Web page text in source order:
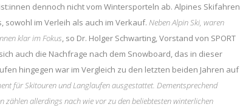
dennoch nicht vom Wintersporteln ab. Alpines Skifahren
im Verleih als auch im Verkauf. Neben Alpin Ski, waren
klar im Fokus, so Dr. Holger Schwarting, Vorstand von SPORT
auch die Nachfrage nach dem Snowboard, das in dieser
hingegen war im Vergleich zu den letzten beiden Jahren auf
für Skitouren und Langlaufen ausgestattet. Dementsprechend
allerdings nach wie vor zu den beliebtesten winterlichen